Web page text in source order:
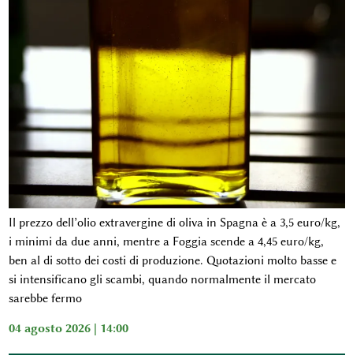
Il prezzo dell’olio extravergine di oliva in Spagna è a 3,5 euro/kg,
i minimi da due anni, mentre a Foggia scende a 4,45 euro/kg,
ben al di sotto dei costi di produzione. Quotazioni molto basse e
si intensificano gli scambi, quando normalmente il mercato
sarebbe fermo
04 agosto 2026 | 14:00